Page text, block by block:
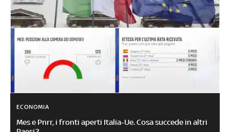
ECONOMIA
Mes e Pnrr, i fronti aperti Italia-Ue. Cosa succede in altri